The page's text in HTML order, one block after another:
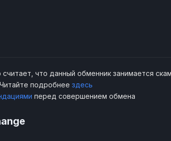
что данный обменник занимается
подробнее здесь
перед совершением обмена